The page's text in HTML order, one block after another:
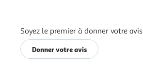
Soyez le premier à donner votre avis
Donner votre avis